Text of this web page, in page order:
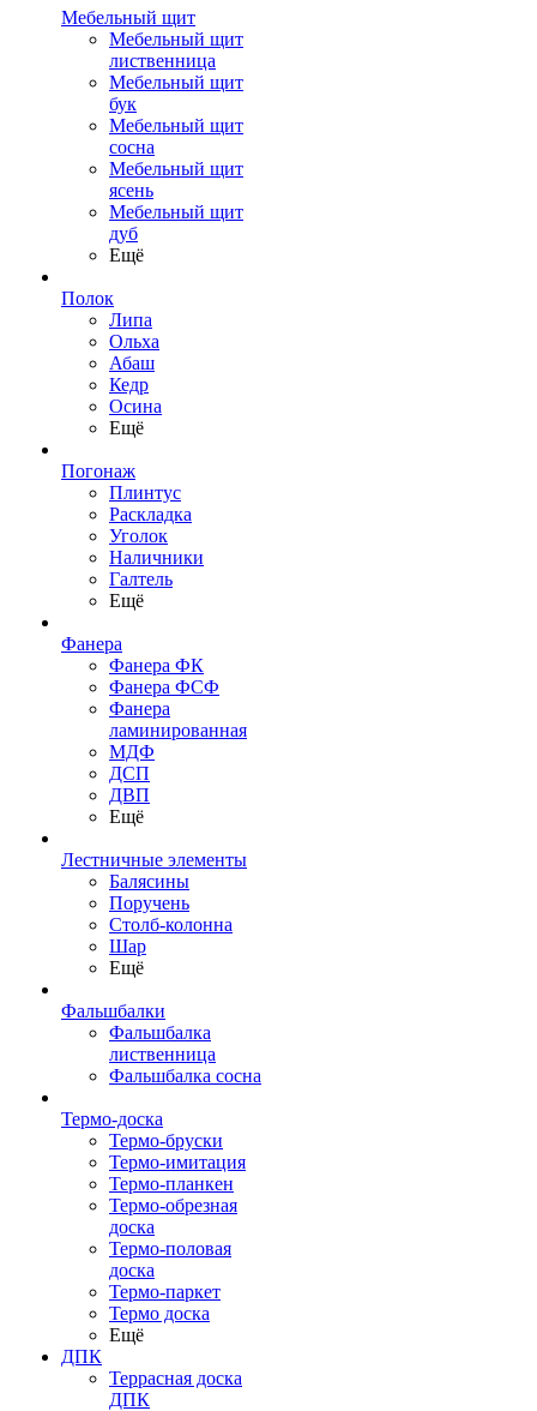
Мебельный щит
Мебельный щит
лиственница
Мебельный щит
бук
Мебельный щит
сосна
Мебельный щит
ясень
Мебельный щит
дуб
Ещё
Полок
Липа
Ольха
Абаш
Кедр
Осина
Ещё
Погонаж
Плинтус
Раскладка
Уголок
Наличники
Галтель
Ещё
Фанера
Фанера ФК
Фанера ФСФ
Фанера
ламинированная
МДФ
ДСП
ДВП
Ещё
Лестничные элементы
Балясины
Поручень
Столб-колонна
Шар
Ещё
Фальшбалки
Фальшбалка
лиственница
Фальшбалка сосна
Термо-доска
Термо-бруски
Термо-имитация
Термо-планкен
Термо-обрезная
доска
Термо-половая
доска
Термо-паркет
Термо доска
Ещё
ДПК
Террасная доска
ДПК